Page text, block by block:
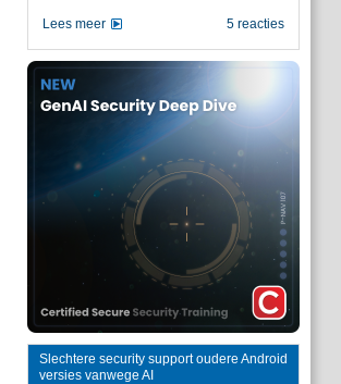
5 reacties
Lees meer
Slechtere security support oudere Android
versies vanwege AI